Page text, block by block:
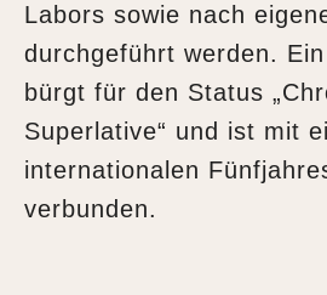
Labors sowie nach
durchgeführt werden.
bürgt für den Status
Superlative“ und ist mit
internationalen
verbunden.